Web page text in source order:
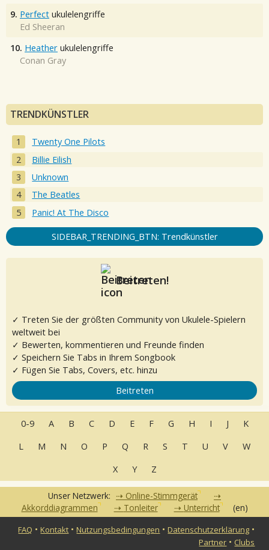
9. Perfect ukulelengriffe
Ed Sheeran
10. Heather ukulelengriffe
Conan Gray
TRENDKÜNSTLER
Twenty One Pilots
Billie Eilish
Unknown
The Beatles
Panic! At The Disco
SIDEBAR_TRENDING_BTN: Trendkünstler
Beitreten!
✓ Treten Sie der größten Community von Ukulele-Spielern
weltweit bei
✓ Bewerten, kommentieren und Freunde finden
✓ Speichern Sie Tabs in Ihrem Songbook
✓ Fügen Sie Tabs, Covers, etc. hinzu
Beitreten
0-9 A B C D E F G H I J
K
L
M N O P Q R S T U V
W
X
Y Z
Unser Netzwerk:
Online-Stimmgerät
Akkorddiagrammen
Tonleiter Unterricht (en)
FAQ •Kontakt •Nutzungsbedingungen •Datenschutzerklärung •
Partner • Clubs